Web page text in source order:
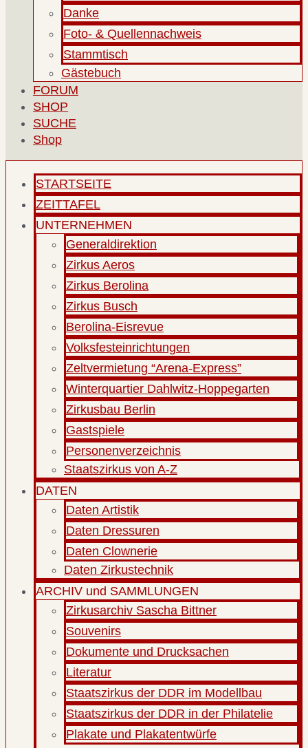
Danke
Foto- & Quellennachweis
Stammtisch
Gästebuch
FORUM
SHOP
SUCHE
Shop
STARTSEITE
ZEITTAFEL
UNTERNEHMEN
Generaldirektion
Zirkus Aeros
Zirkus Berolina
Zirkus Busch
Berolina-Eisrevue
Volksfesteinrichtungen
Zeltvermietung “Arena-Express”
Winterquartier Dahlwitz-Hoppegarten
Zirkusbau Berlin
Gastspiele
Personenverzeichnis
Staatszirkus von A-Z
DATEN
Daten Artistik
Daten Dressuren
Daten Clownerie
Daten Zirkustechnik
ARCHIV und SAMMLUNGEN
Zirkusarchiv Sascha Bittner
Souvenirs
Dokumente und Drucksachen
Literatur
Staatszirkus der DDR im Modellbau
Staatszirkus der DDR in der Philatelie
Plakate und Plakatentwürfe